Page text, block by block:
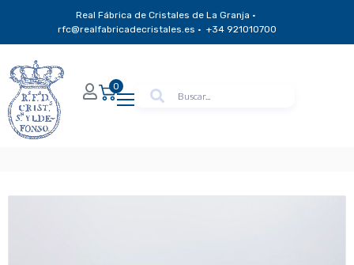
Real Fábrica de Cristales de La Granja ·
rfc@realfabricadecristales.es · +34 921010700
0